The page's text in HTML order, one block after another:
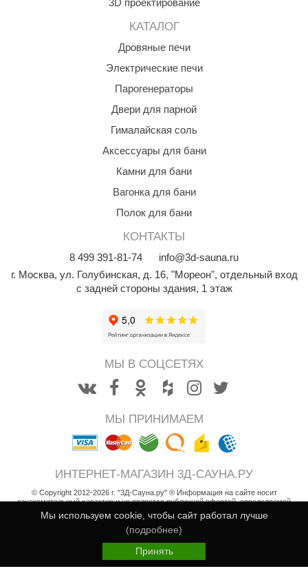
3D проектирование
КАТАЛОГ
Дровяные печи
Электрические печи
Парогенераторы
Двери для парной
Гималайская соль
Аксессуары для бани
Камни для бани
Вагонка для бани
Полок для бани
КОНТАКТЫ
8 499 391-81-74
info@3d-sauna.ru
г. Москва, ул. Голубинская, д. 16, "Мореон", отдельный вход
с задней стороны здания, 1 этаж
МЫ В СОЦСЕТЯХ
МЫ ПРИНИМАЕМ
ИНТЕРНЕТ-МАГАЗИН 3Д-САУНА.РУ
© Copyright 2012-2026 г. "3Д-Сауна.ру" ® Информация на сайте носит
ознакомительный характер и не является публичной офертой, определяемой
положениями статьи 437 Гражданского кодекса РФ
Возврат товара
Пользовательское соглашение
Политика конфиденциальности
Принять
Мы используем cookie, чтобы сайт работал лучше
(подробнее)